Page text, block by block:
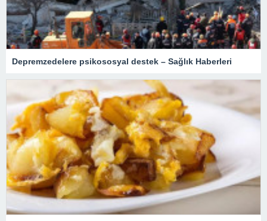
Depremzedelere psikososyal destek – Sağlık Haberleri